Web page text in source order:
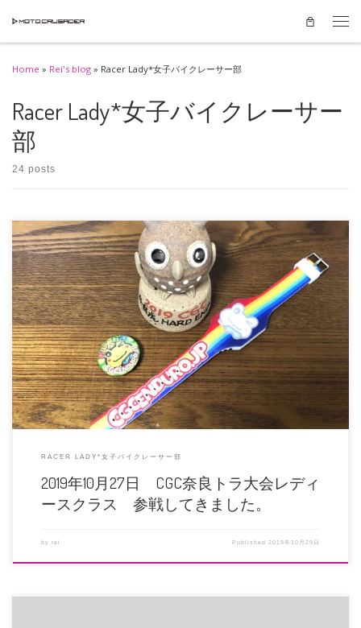
Skip to content
Home » Rei's blog » Racer Lady*女子バイクレーサー部
Racer Lady*女子バイクレーサー
部
24 posts
かなりのお久しぶりブログです。 思うところがあり、反省と覚書、喜びをお伝
えしたくてしたためます。 私 […]
RACER LADY*女子バイクレーサー部
2019年10月27日 CGC奈良トラ大会レディ
ースクラス 参戦してきました。
by rei Published2019年10月29日